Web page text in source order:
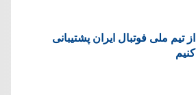
از تیم ملی فوتبال ایران پشتیبانی
کنیم